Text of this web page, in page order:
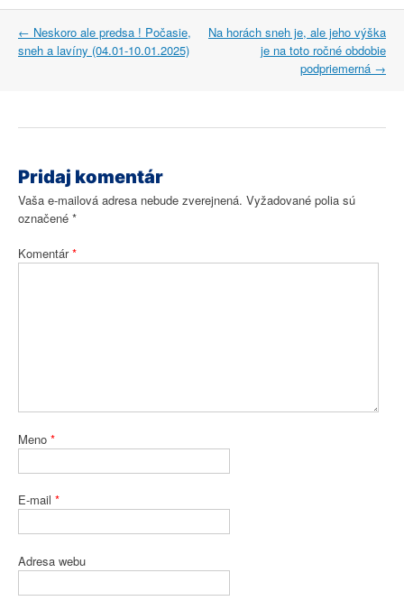
Post
navigation
← Neskoro ale predsa ! Počasie,
sneh a lavíny (04.01-10.01.2025)
Na horách sneh je, ale jeho výška
je na toto ročné obdobie
podpriemerná →
Pridaj komentár
Vaša e-mailová adresa nebude zverejnená. Vyžadované polia sú
označené *
Komentár*
Meno *
E-mail *
Adresa webu